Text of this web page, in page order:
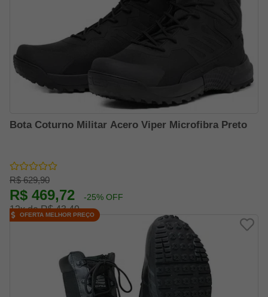
Bota Coturno Militar Acero Viper Microfibra Preto
R$ 629,90
R$ 469,72 -25% OFF
12x de R$ 43,49
OFERTA MELHOR PREÇO